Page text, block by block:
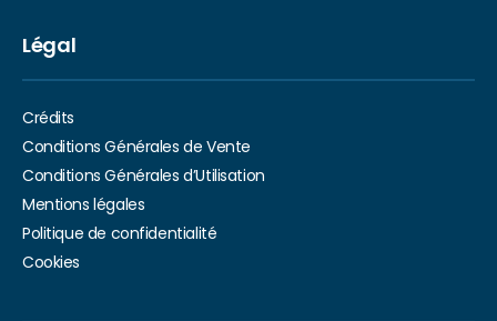
Légal
Crédits
Conditions Générales de Vente
Conditions Générales d’Utilisation
Mentions légales
Politique de confidentialité
Cookies